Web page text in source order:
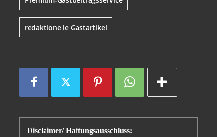
redaktionelle Gastartikel
Disclaimer/ Haftungsausschluss: